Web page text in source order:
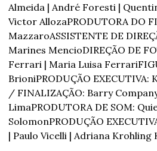
Almeida | André Foresti |
Victor AllozaPRODUTORA DO
MazzaroASSISTENTE DE
Marines MencioDIREÇÃO DE
Ferrari | Maria Luisa Ferrari
BrioniPRODUÇÃO EXECUTIVA:
/ FINALIZAÇÃO: Barry
LimaPRODUTORA DE SOM:
SolomonPRODUÇÃO
| Paulo Vicelli | Adriana Krohling